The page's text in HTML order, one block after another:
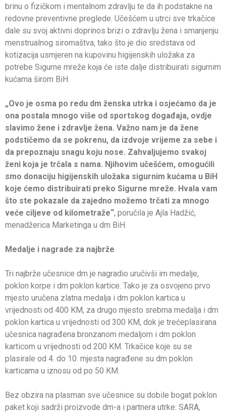
brinu o fizičkom i mentalnom zdravlju te da ih podstakne na
redovne preventivne preglede. Učešćem u utrci sve trkačice
dale su svoj aktivni doprinos brizi o zdravlju žena i smanjenju
menstrualnog siromaštva, tako što je dio sredstava od
kotizacija usmjeren na kupovinu higijenskih uložaka za
potrebe Sigurne mreže koja će iste dalje distribuirati sigurnim
kućama širom BiH.
„Ovo je osma po redu dm ženska utrka i osjećamo da je
ona postala mnogo više od sportskog događaja, ovdje
slavimo žene i zdravlje žena. Važno nam je da žene
podstičemo da se pokrenu, da izdvoje vrijeme za sebe i
da prepoznaju snagu koju nose. Zahvaljujemo svakoj
ženi koja je trčala s nama. Njihovim učešćem, omogućili
smo donaciju higijenskih uložaka sigurnim kućama u BiH
koje ćemo distribuirati preko Sigurne mreže. Hvala vam
što ste pokazale da zajedno možemo trčati za mnogo
veće ciljeve od kilometraže“, poručila je Ajla Hadžić,
menadžerica Marketinga u dm BiH.
Medalje i nagrade za najbrže
Tri najbrže učesnice dm je nagradio uručivši im medalje,
poklon korpe i dm poklon kartice. Tako je za osvojeno prvo
mjesto uručena zlatna medalja i dm poklon kartica u
vrijednosti od 400 KM, za drugo mjesto srebrna medalja i dm
poklon kartica u vrijednosti od 300 KM, dok je trećeplasirana
učesnica nagrađena bronzanom medaljom i dm poklon
karticom u vrijednosti od 200 KM. Trkačice koje su se
plasirale od 4. do 10. mjesta nagrađene su dm poklon
karticama u iznosu od po 50 KM.
Bez obzira na plasman sve učesnice su dobile bogat poklon
paket koji sadrži proizvode dm-a i partnera utrke: SARA,